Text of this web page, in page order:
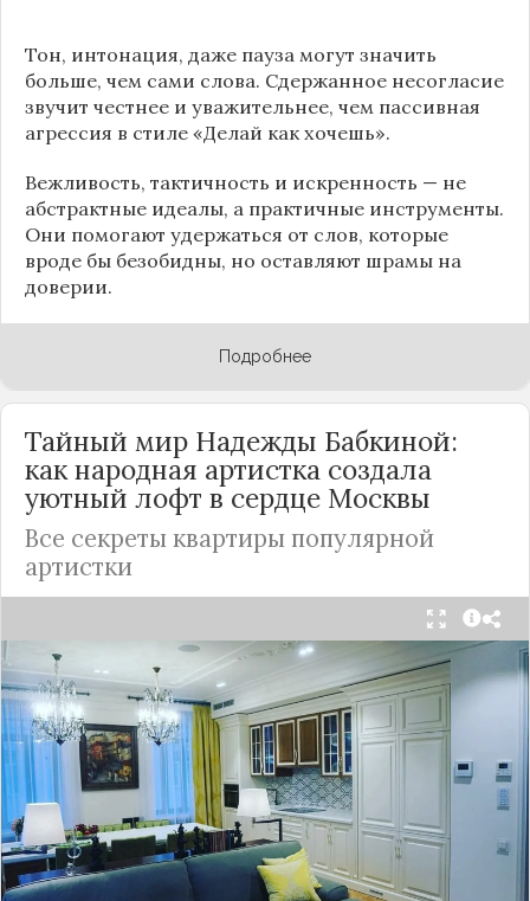
Тон, интонация, даже пауза могут значить
больше, чем сами слова. Сдержанное несогласие
звучит честнее и уважительнее, чем пассивная
агрессия в стиле «Делай как хочешь».
Вежливость, тактичность и искренность — не
абстрактные идеалы, а практичные инструменты.
Они помогают удержаться от слов, которые
вроде бы безобидны, но оставляют шрамы на
доверии.
Подробнее
Тайный мир Надежды Бабкиной:
как народная артистка создала
уютный лофт в сердце Москвы
Все секреты квартиры популярной
артистки
Народная артисткаРоссииНадежда Бабкина,
известная своей любовью к традиционному
стилю и народной эстетике, удивила
поклонников, выбрав для своей новой
московской квартиры современный стиль лофт.
Это решение стало настоящим откровением,
демонстрирующим её умение сочетать классику
и актуальные тенденции. Подробности о
проекте раскрывает канал “DOMEO | РЕМОНТ
КВАРТИР | НЕДВИЖИМОСТЬ” 2.